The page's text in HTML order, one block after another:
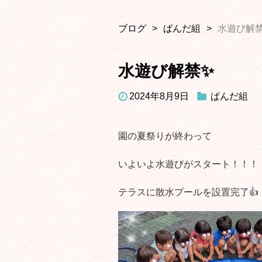
ブログ ぱんだ組 水遊び解
水遊び解禁✨
2024年8月9日 ぱんだ組
園の夏祭りが終わって
いよいよ水遊びがスタート！！！
テラスに散水プールを設置完了👍️